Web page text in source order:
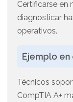
Certificarse en
diagnosticar
operativos.
Ejemplo
Técnicos
CompTIA A+